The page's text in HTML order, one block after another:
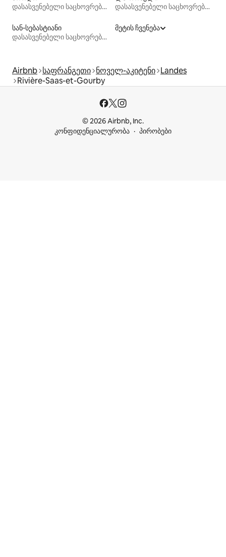
დასასვენებელი საცხოვრებლები
დასასვენებელი საცხოვრებლები
სან-სებასტიანი
დასასვენებელი საცხოვრებლები
მეტის ჩვენება
Airbnb საფრანგეთი ნოველ-აკიტენი Landes
Rivière-Saas-et-Gourby
© 2026 Airbnb, Inc.
კონფიდენციალურობა
პირობები